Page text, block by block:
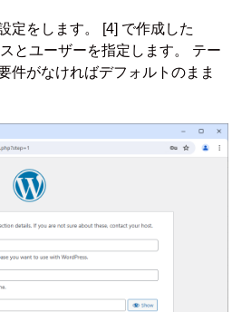
定をします。 [4] で作成した
とユーザーを指定します。 テー
件がなければデフォルトのまま